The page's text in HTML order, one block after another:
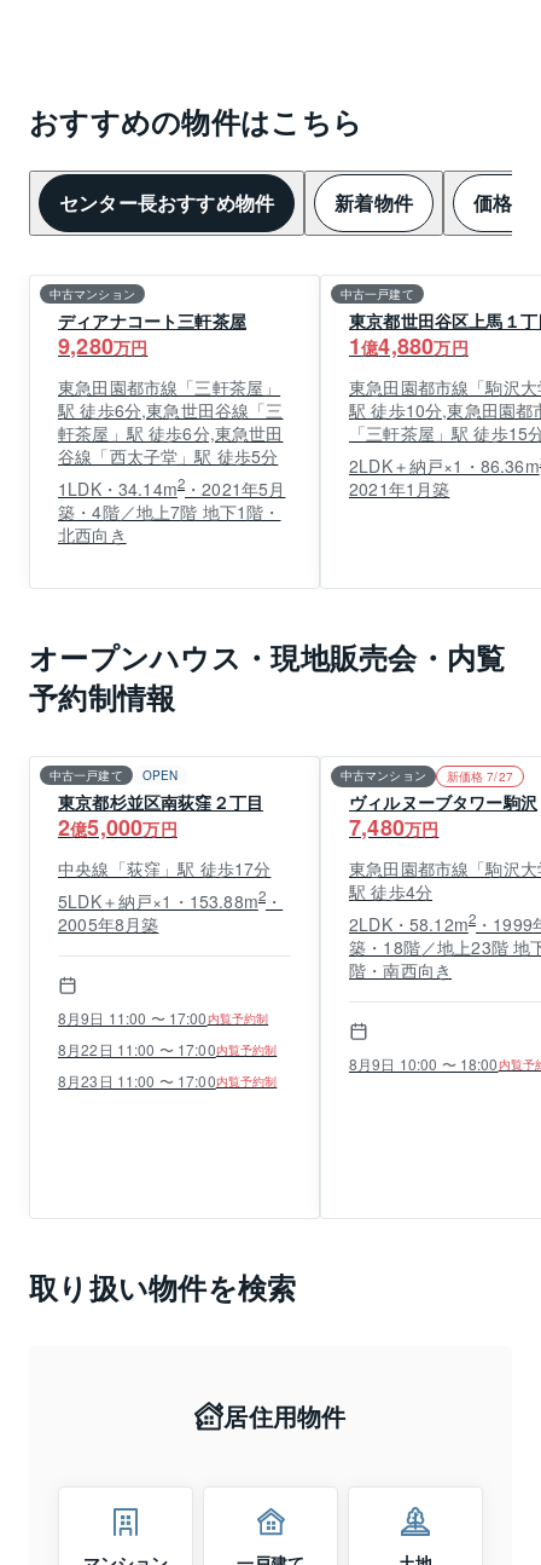
おすすめの物件はこちら
センター長おすすめ物件 新着物件 価格変
中古マンション
ディアナコート三軒茶屋
9,280万円
東急田園都市線「三軒茶屋」
駅 徒歩6分,東急世田谷線「三
軒茶屋」駅 徒歩6分,東急世田
谷線「西太子堂」駅 徒歩5分
1LDK・34.14m2 ・2021年5月
築・4階／地上7階 地下1階・
北西向き
中古一戸建て
東京都世田谷区上馬１
1億4,880万円
東急田園都市線「駒沢
駅 徒歩10分,東急田園都
「三軒茶屋」駅 徒歩15
2LDK＋納戸×1・86.36m
2021年1月築
オープンハウス・現地販売会・内覧
予約制情報
中古一戸建て OPEN
東京都杉並区南荻窪２丁目
2億5,000万円
中央線「荻窪」駅 徒歩17分
5LDK＋納戸×1・153.88m2 ・
2005年8月築
8月9日 11:00 〜 17:00 内覧予約制
8月22日 11:00 〜 17:00内覧予約制
8月23日 11:00 〜 17:00内覧予約制
中古マンション 新価格 7/27
ヴィルヌーブタワー駒沢
7,480万円
東急田園都市線「駒沢
駅 徒歩4分
2LDK・58.12m2 ・1999
築・18階／地上23階 地
階・南西向き
8月9日 10:00 〜 18:00 内覧予
取り扱い物件を検索
居住用物件